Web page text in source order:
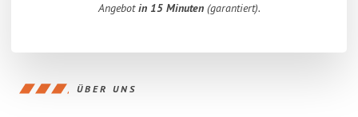
Angebotin 15 Minuten(garantiert).
ÜBER UNS